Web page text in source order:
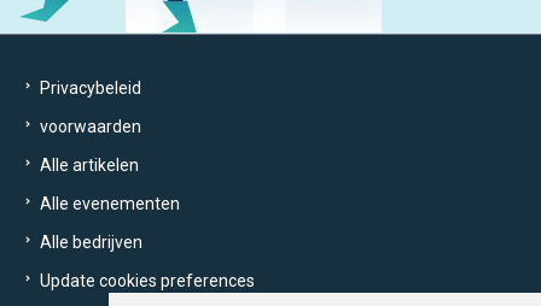
Privacybeleid
voorwaarden
Alle artikelen
Alle evenementen
Alle bedrijven
Update cookies preferences